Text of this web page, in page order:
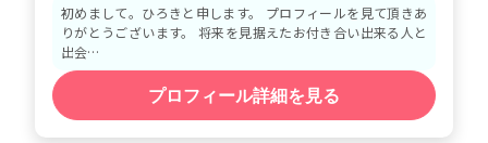
初めまして。ひろきと申します。 プロフィールを見て頂きあ
りがとうございます。 将来を見据えたお付き合い出来る人と
出会…
プロフィール詳細を見る